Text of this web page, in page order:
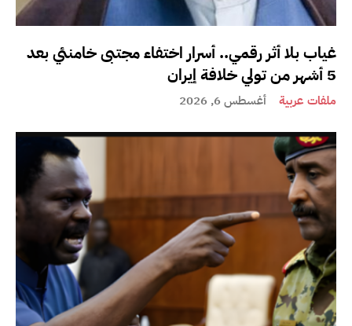
غياب بلا أثر رقمي.. أسرار اختفاء مجتبى خامنئي بعد
5 أشهر من تولي خلافة إيران
ملفات عربية أغسطس 6, 2026